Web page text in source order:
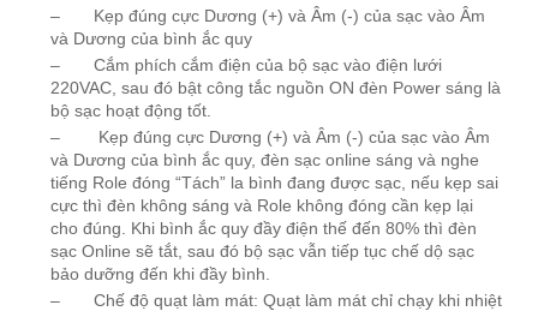
– Kẹp đúng cực Dương (+) và Âm (-) của sạc vào Âm
và Dương của bình ắc quy
– Cắm phích cắm điện của bộ sạc vào điện lưới
220VAC, sau đó bật công tắc nguồn ON đèn Power sáng là
bộ sạc hoạt động tốt.
– Kẹp đúng cực Dương (+) và Âm (-) của sạc vào Âm
và Dương của bình ắc quy, đèn sạc online sáng và nghe
tiếng Role đóng “Tách” la bình đang được sạc, nếu kẹp sai
cực thì đèn không sáng và Role không đóng cần kẹp lại
cho đúng. Khi bình ắc quy đầy điện thế đến 80% thì đèn
sạc Online sẽ tắt, sau đó bộ sạc vẫn tiếp tục chế dộ sạc
bảo dưỡng đến khi đầy bình.
– Chế độ quạt làm mát: Quạt làm mát chỉ chạy khi nhiệt